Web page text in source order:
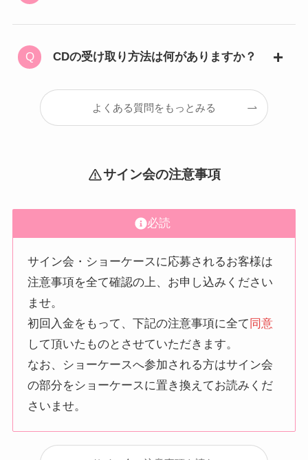
CDの受け取り方法は何がありますか？
よくある質問をもっとみる
サイン会の注意事項
必読
サイン会・ショーケースに応募されるお客様は
注意事項を全て確認の上、お申し込みください
ませ。
初回入金をもって、下記の注意事項に全て 同意
して頂いたものとさせていただきます。
なお、ショーケースへ参加される方はサイン会
の部分をショーケースに置き換えてお読みくだ
さいませ。